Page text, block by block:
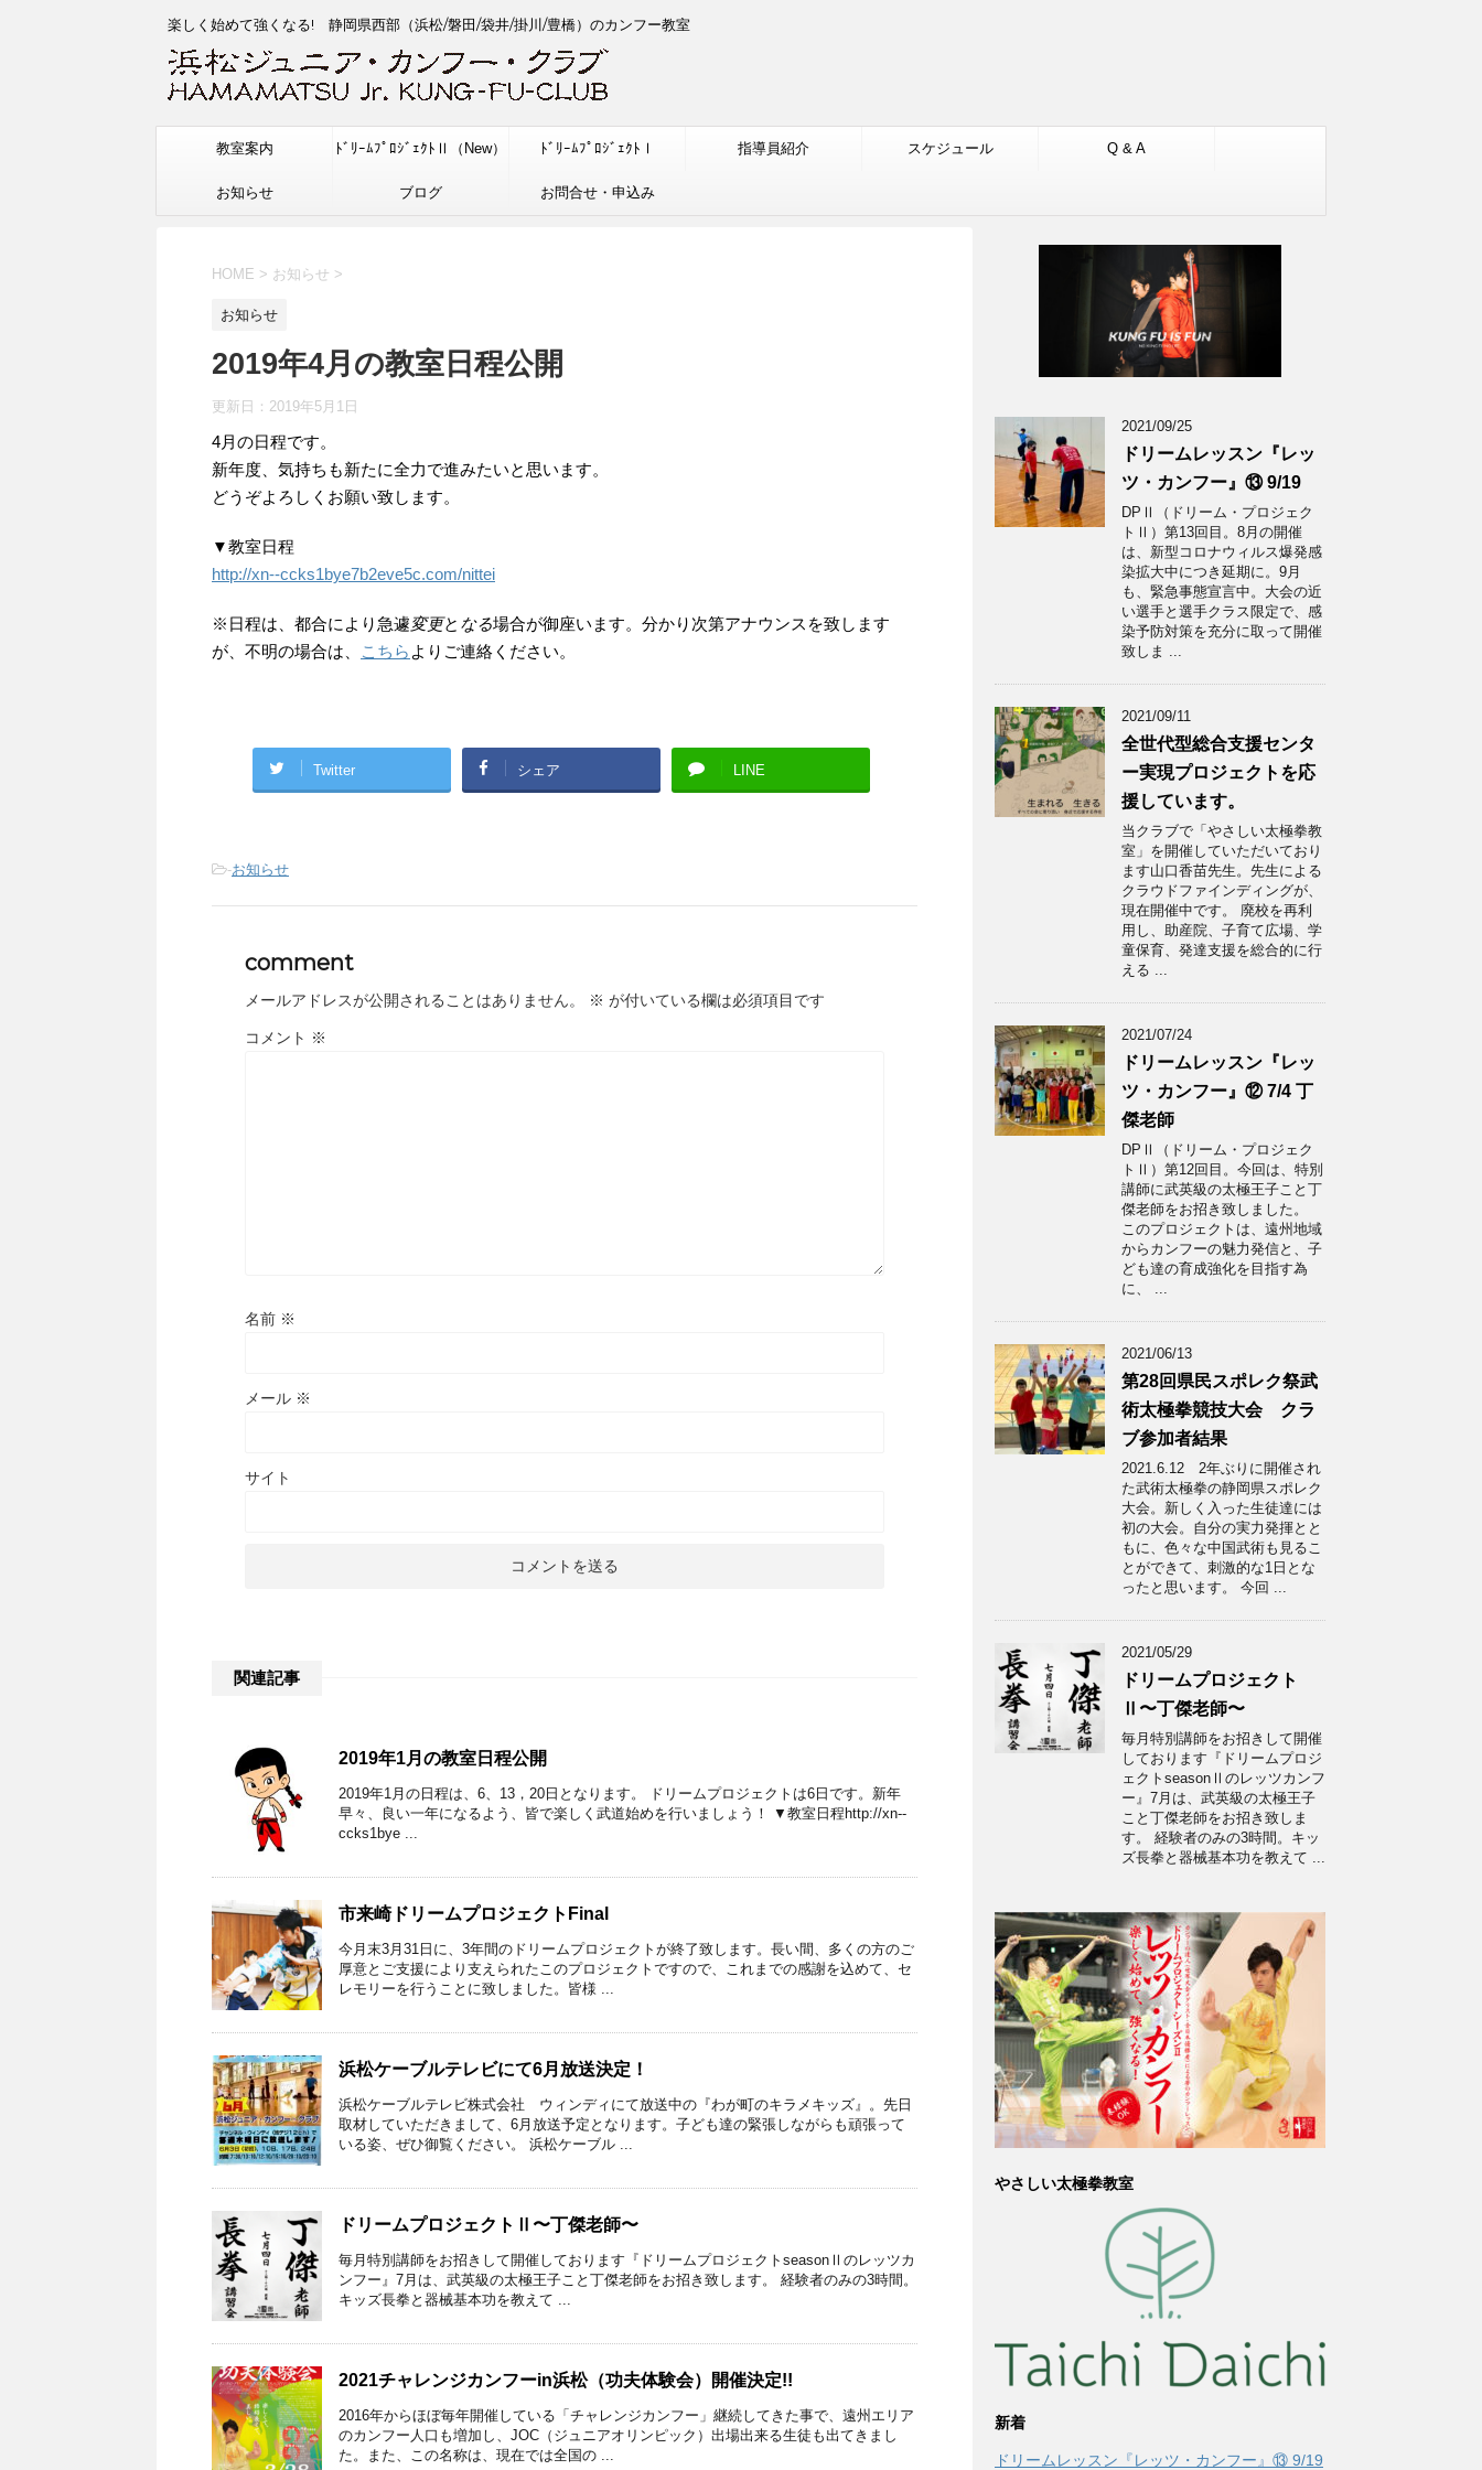
楽しく始めて強くなる! 静岡県西部（浜松/磐田/袋井/掛川/豊橋）のカンフー教室
教室案内 ﾄﾞﾘｰﾑﾌﾟﾛｼﾞｪｸﾄⅡ（New） ﾄﾞﾘｰﾑﾌﾟﾛｼﾞｪｸﾄⅠ 指導員紹介 スケジュール Q & A
お知らせ ブログ お問合せ・申込み
HOME > お知らせ >
お知らせ
2019年4月の教室日程公開
更新日： 2019年5月1日
4月の日程です。
新年度、気持ちも新たに全力で進みたいと思います。
どうぞよろしくお願い致します。
▼教室日程
http://xn--ccks1bye7b2eve5c.com/nittei
※日程は、都合により急遽変更と なる場合が御座います。分かり次第アナウンスを致します
が、不明の場合は、
こちら よりご連絡ください。
Twitter シェア LINE
-お知らせ
comment
メールアドレスが公開されることはありません。 ※ が付いている欄は必須項目です
コメント ※
名前 ※
メール ※
サイト
関連記事
2019年1月の教室日程公開
2019年1月の日程は、6、13，20日となります。 ドリームプロジェクトは6日です。新年
早々、良い一年になるよう、皆で楽しく武道始めを行いましょう！ ▼教室日程http://xn--
ccks1bye ...
市来崎ドリームプロジェクトFinal
今月末3月31日に、3年間のドリームプロジェクトが終了致します。長い間、多くの方のご
厚意とご支援により支えられたこのプロジェクトですので、これまでの感謝を込めて、セ
レモリーを行うことに致しました。皆様 ...
浜松ケーブルテレビにて6月放送決定！
浜松ケーブルテレビ株式会社 ウィンディにて放送中の『わが町のキラメキッズ』。先日
取材していただきまして、6月放送予定となります。子ども達の緊張しながらも頑張って
いる姿、ぜひ御覧ください。 浜松ケーブル ...
ドリームプロジェクトⅡ〜丁傑老師〜
毎月特別講師をお招きして開催しております『ドリームプロジェクトseasonⅡのレッツカ
ンフー』7月は、武英級の太極王子こと丁傑老師をお招き致します。 経験者のみの3時間。
キッズ長拳と器械基本功を教えて ...
2021チャレンジカンフーin浜松（功夫体験会）開催決定!!
2016年からほぼ毎年開催している「チャレンジカンフー」継続してきた事で、遠州エリア
のカンフー人口も増加し、JOC（ジュニアオリンピック）出場出来る生徒も出てきまし
た。また、この名称は、現在では全国の ...
2021/09/25
ドリームレッスン『レッ
ツ・カンフー』⑬ 9/19
DPⅡ（ドリーム・プロジェク
トⅡ）第13回目。8月の開催
は、新型コロナウィルス爆発感
染拡大中につき延期に。9月
も、緊急事態宣言中。大会の近
い選手と選手クラス限定で、感
染予防対策を充分に取って開催
致しま ...
2021/09/11
全世代型総合支援センタ
ー実現プロジェクトを応
援しています。
当クラブで「やさしい太極拳教
室」を開催していただいており
ます山口香苗先生。先生による
クラウドファインディングが、
現在開催中です。 廃校を再利
用し、助産院、子育て広場、学
童保育、発達支援を総合的に行
える ...
2021/07/24
ドリームレッスン『レッ
ツ・カンフー』⑫ 7/4 丁
傑老師
DPⅡ（ドリーム・プロジェク
トⅡ）第12回目。今回は、特別
講師に武英級の太極王子こと丁
傑老師をお招き致しました。
このプロジェクトは、遠州地域
からカンフーの魅力発信と、子
ども達の育成強化を目指す為
に、 ...
2021/06/13
第28回県民スポレク祭武
術太極拳競技大会 クラ
ブ参加者結果
2021.6.12 2年ぶりに開催され
た武術太極拳の静岡県スポレク
大会。新しく入った生徒達には
初の大会。自分の実力発揮とと
もに、色々な中国武術も見るこ
とができて、刺激的な1日とな
ったと思います。 今回 ...
2021/05/29
ドリームプロジェクト
Ⅱ〜丁傑老師〜
毎月特別講師をお招きして開催
しております『ドリームプロジ
ェクトseasonⅡのレッツカンフ
ー』7月は、武英級の太極王子
こと丁傑老師をお招き致しま
す。 経験者のみの3時間。キッ
ズ長拳と器械基本功を教えて ...
やさしい太極拳教室
新着
ドリームレッスン『レッツ・カンフー』⑬ 9/19